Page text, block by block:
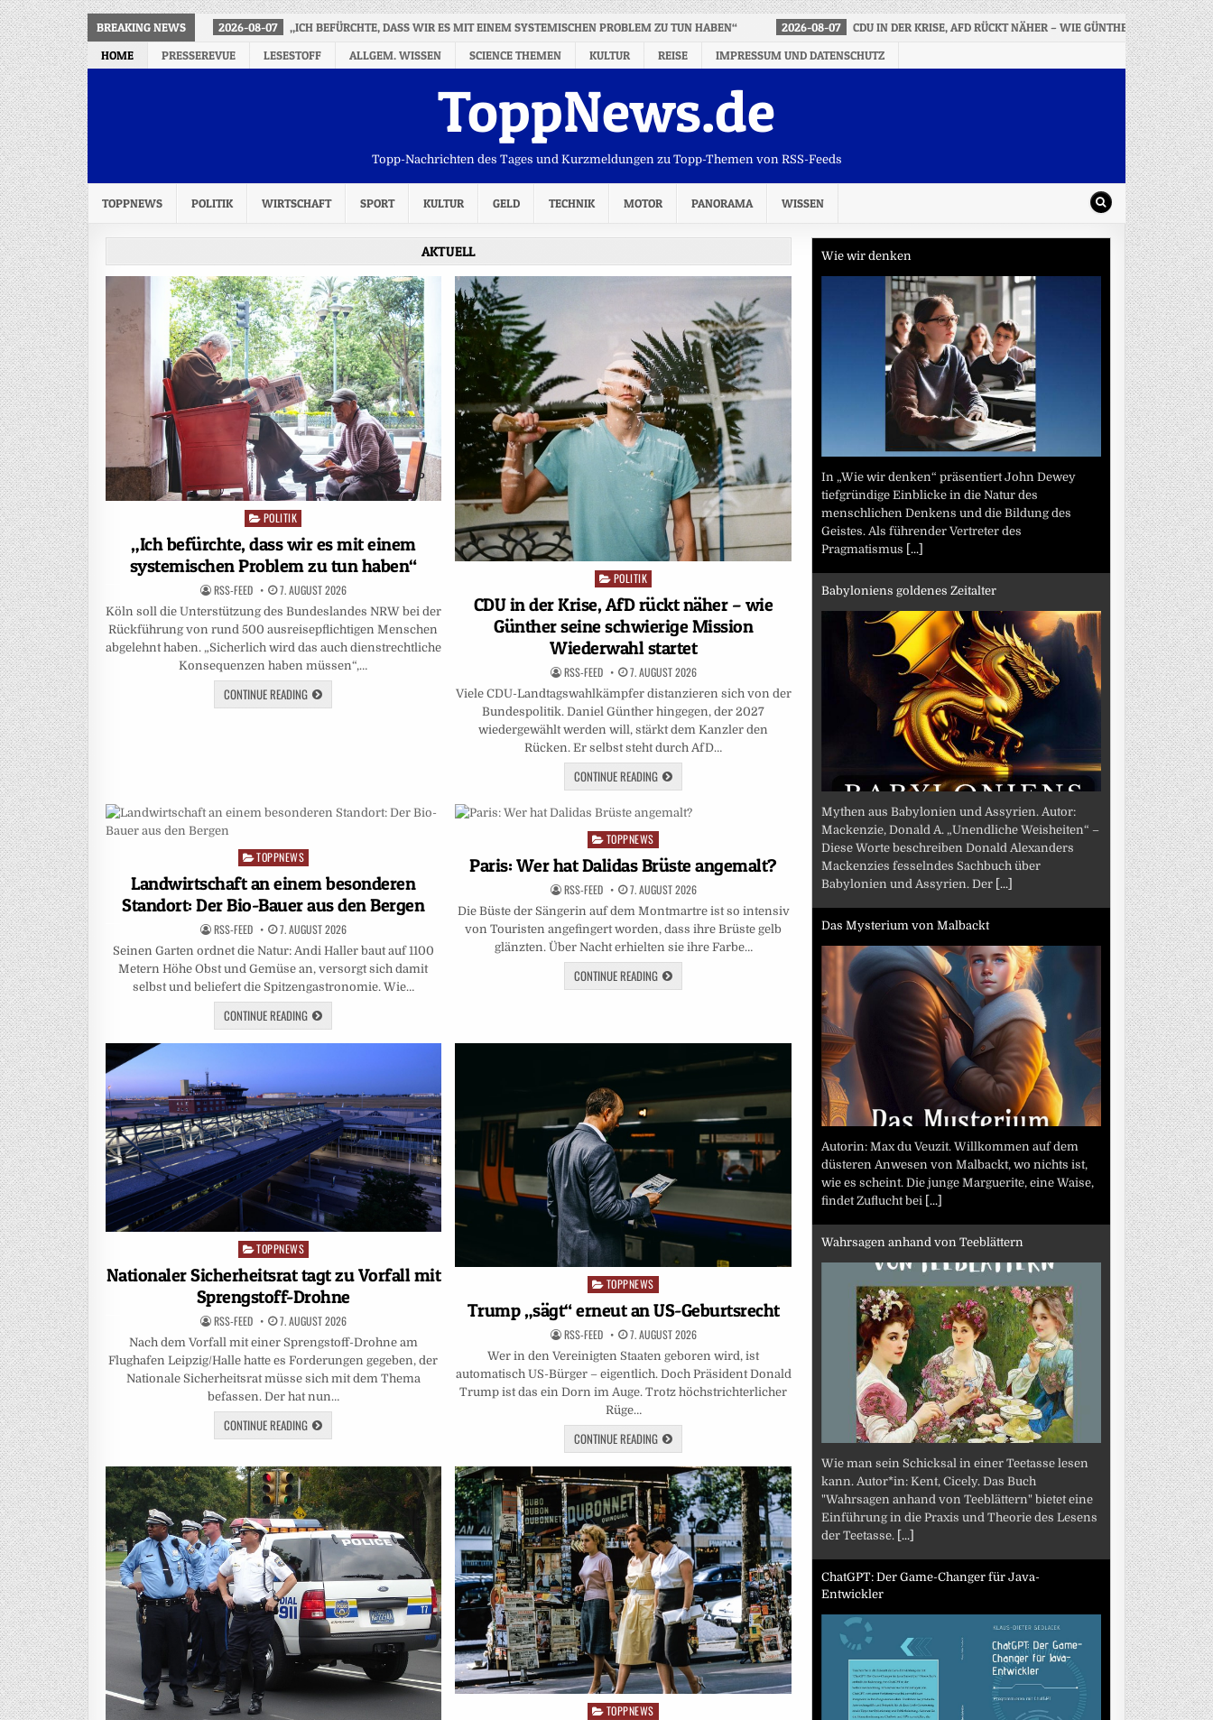
BREAKING NEWS 2026-08-07 „ICH BEFÜRCHTE, DASS WIR ES MIT EINEM SYSTEMISCHEN PROBLEM ZU TUN HABEN“ 2026-08-07
CDU IN DER KRISE, AFD RÜCKT NÄHER – WIE GÜNTHER SEINE
HOME
PRESSEREVUE LESESTOFF ALLGEM. WISSEN SCIENCE THEMEN KULTUR REISE IMPRESSUM UND DATENSCHUTZ
ToppNews.de
Topp-Nachrichten des Tages und Kurzmeldungen zu Topp-Themen von RSS-Feeds
TOPPNEWS POLITIK WIRTSCHAFT SPORT KULTUR GELD TECHNIK MOTOR PANORAMA WISSEN
AKTUELL
Posted
in
POLITIK
„Ich befürchte, dass wir es mit einem
systemischen Problem zu tun haben“
RSS-FEED 7. AUGUST 2026
Köln soll die Unterstützung des Bundeslandes NRW bei der
Rückführung von rund 500 ausreisepflichtigen Menschen
abgelehnt haben. „Sicherlich wird das auch dienstrechtliche
Konsequenzen haben müssen“,…
CONTINUE READING
Posted
POLITIK
CDU in der Krise, AfD rückt näher – wie
Günther seine schwierige Mission
Wiederwahl startet
RSS-FEED 7. AUGUST 2026
Viele CDU-Landtagswahlkämpfer distanzieren sich von der
Bundespolitik. Daniel Günther hingegen, der 2027
wiedergewählt werden will, stärkt dem Kanzler den
Rücken. Er selbst steht durch AfD…
CONTINUE READING
Posted
in
TOPPNEWS
Landwirtschaft an einem besonderen
Standort: Der Bio-Bauer aus den Bergen
RSS-FEED 7. AUGUST 2026
Seinen Garten ordnet die Natur: Andi Haller baut auf 1100
Metern Höhe Obst und Gemüse an, versorgt sich damit
selbst und beliefert die Spitzengastronomie. Wie…
CONTINUE READING
Posted
in
TOPPNEWS
Paris: Wer hat Dalidas Brüste angemalt?
RSS-FEED 7. AUGUST 2026
Die Büste der Sängerin auf dem Montmartre ist so intensiv
von Touristen angefingert worden, dass ihre Brüste gelb
glänzten. Über Nacht erhielten sie ihre Farbe…
CONTINUE READING
Posted
in
TOPPNEWS
Nationaler Sicherheitsrat tagt zu Vorfall mit
Sprengstoff-Drohne
RSS-FEED 7. AUGUST 2026
Nach dem Vorfall mit einer Sprengstoff-Drohne am
Flughafen Leipzig/Halle hatte es Forderungen gegeben, der
Nationale Sicherheitsrat müsse sich mit dem Thema
befassen. Der hat nun…
CONTINUE READING
Posted
TOPPNEWS
Trump „sägt“ erneut an US-Geburtsrecht
RSS-FEED 7. AUGUST 2026
Wer in den Vereinigten Staaten geboren wird, ist
automatisch US-Bürger – eigentlich. Doch Präsident Donald
Trump ist das ein Dorn im Auge. Trotz höchstrichterlicher
Rüge…
CONTINUE READING
Posted
TOPPNEWS
Wie wir denken
In „Wie wir denken“ präsentiert John Dewey
tiefgründige Einblicke in die Natur des
menschlichen Denkens und die Bildung des
Geistes. Als führender Vertreter des
Pragmatismus [...]
Babyloniens goldenes Zeitalter
Mythen aus Babylonien und Assyrien. Autor:
Mackenzie, Donald A. „Unendliche Weisheiten“ –
Diese Worte beschreiben Donald Alexanders
Mackenzies fesselndes Sachbuch über
Babylonien und Assyrien. Der [...]
Das Mysterium von Malbackt
Autorin: Max du Veuzit. Willkommen auf dem
düsteren Anwesen von Malbackt, wo nichts ist,
wie es scheint. Die junge Marguerite, eine Waise,
findet Zuflucht bei [...]
Wahrsagen anhand von Teeblättern
Wie man sein Schicksal in einer Teetasse lesen
kann. Autor*in: Kent, Cicely. Das Buch
"Wahrsagen anhand von Teeblättern" bietet eine
Einführung in die Praxis und Theorie des Lesens
der Teetasse. [...]
ChatGPT: Der Game-Changer für Java-
Entwickler